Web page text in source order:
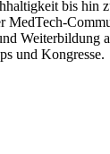
bis hin
MedTech-
Weiterbildung
und Kongresse.